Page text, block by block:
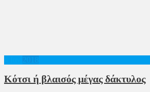
Κότσι ή βλαισός μέγας δάκτυλος